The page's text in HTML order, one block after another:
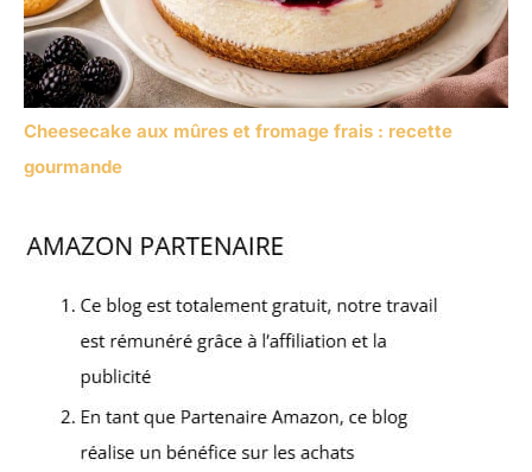
Cheesecake aux mûres et fromage frais : recette
gourmande